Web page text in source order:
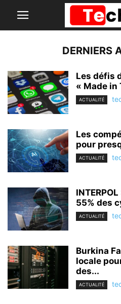
DERNIERS
Les défis
« Made in
ACTUALITÉ
Les
pour
ACTUALITÉ
55% des
ACTUALITÉ
Burkina
locale
des...
ACTUALITÉ